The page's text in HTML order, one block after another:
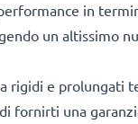
in
un altissimo
rigidi e
fornirti una